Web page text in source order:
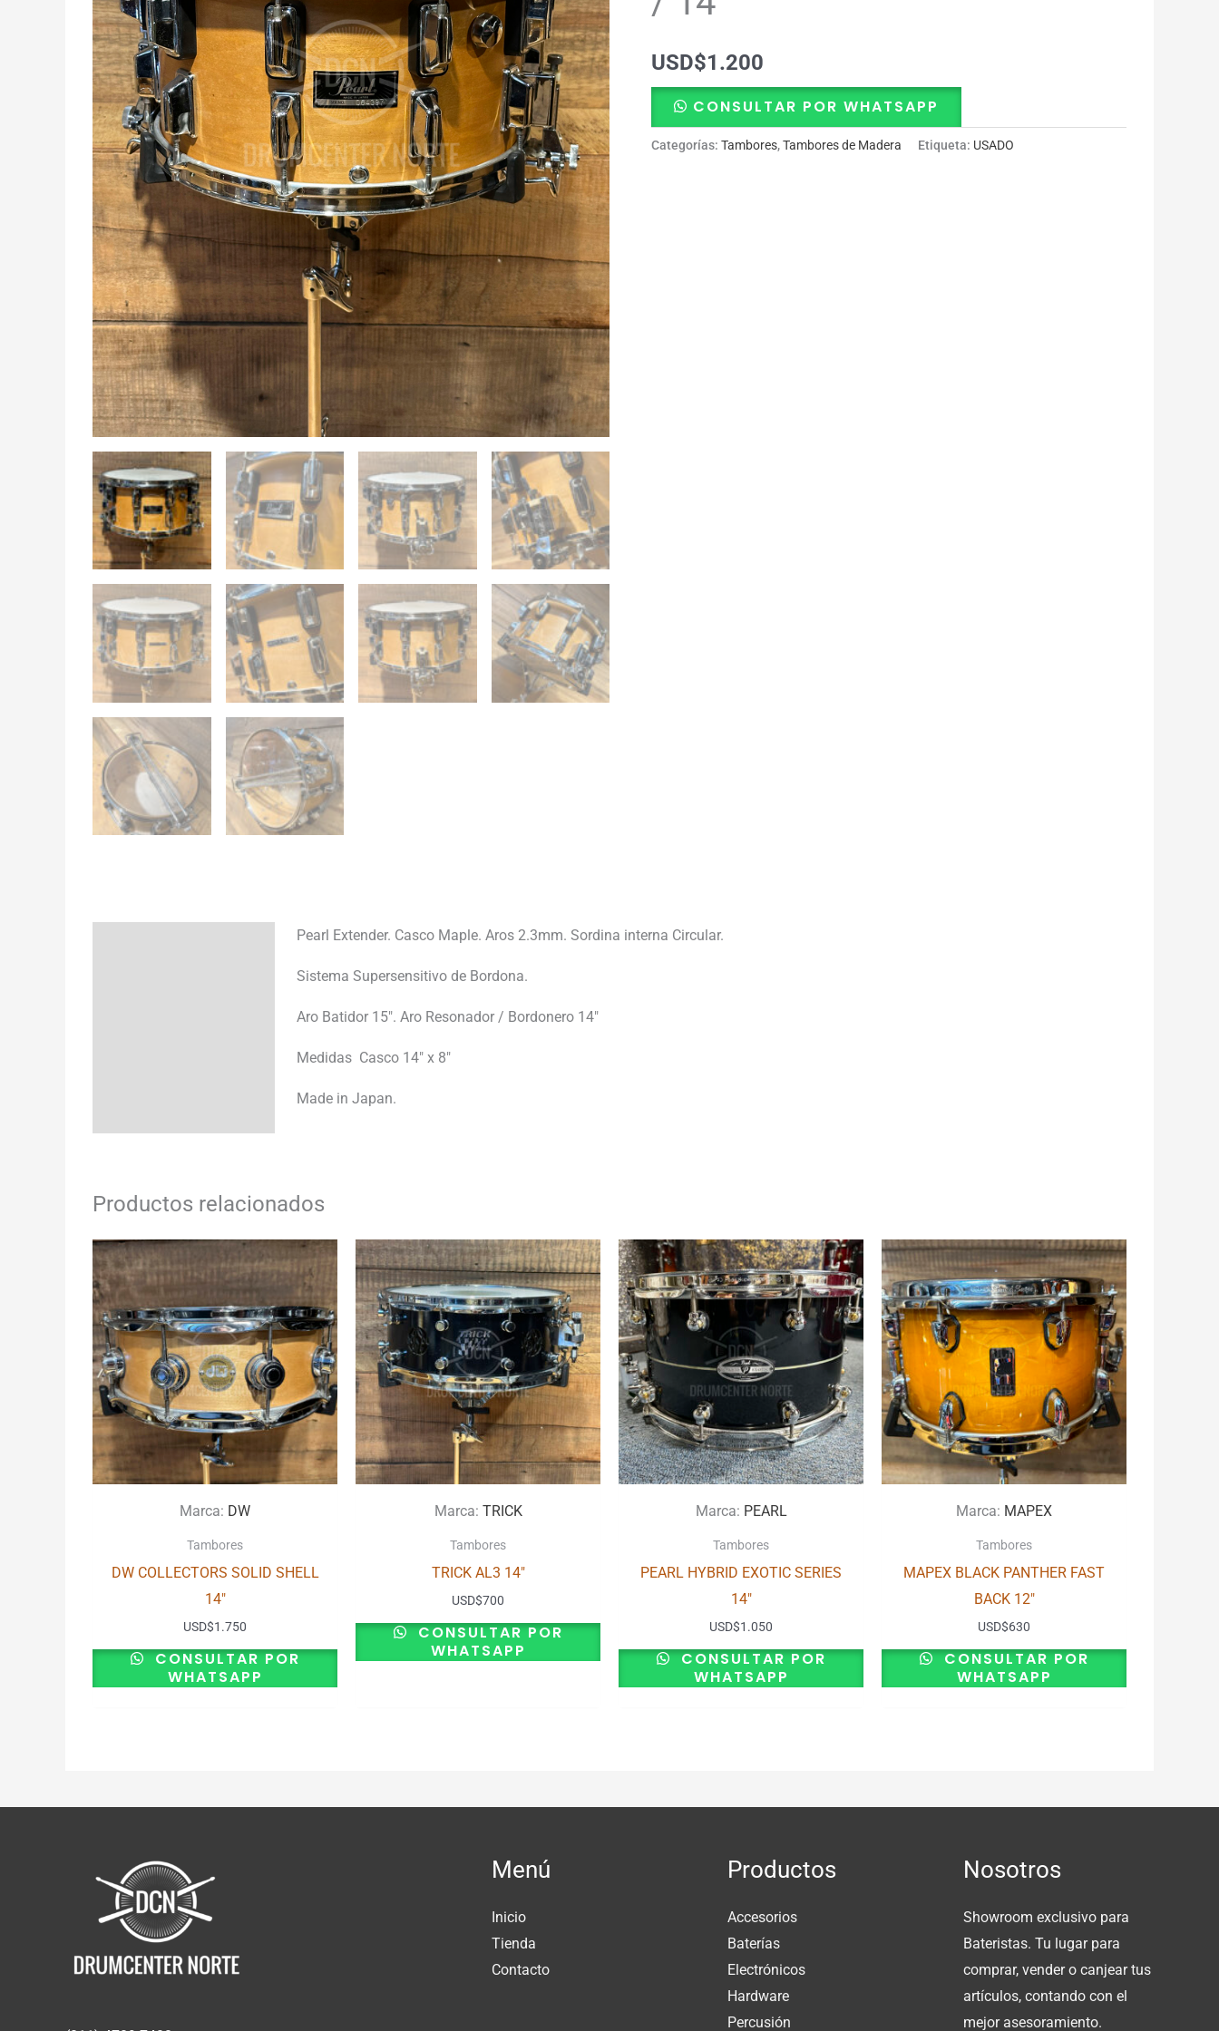
USD$1.200
CONSULTAR POR WHATSAPP
Categorías: Tambores,Tambores de Madera Etiqueta: USADO
Pearl Extender. Casco Maple. Aros 2.3mm. Sordina interna Circular.
Sistema Supersensitivo de Bordona.
Aro Batidor 15″. Aro Resonador / Bordonero 14″
Medidas Casco 14″ x 8″
Made in Japan.
Productos relacionados
Marca: DW
Tambores
DW COLLECTORS SOLID SHELL
14″
USD$1.750
CONSULTAR POR
WHATSAPP
Marca: TRICK
Tambores
TRICK AL3 14″
USD$700
CONSULTAR POR
WHATSAPP
Marca: PEARL
Tambores
PEARL HYBRID EXOTIC SERIES
14″
USD$1.050
CONSULTAR POR
WHATSAPP
Marca: MAPEX
Tambores
MAPEX BLACK PANTHER FAST
BACK 12″
USD$630
CONSULTAR POR
WHATSAPP
Menú
Inicio
Tienda
Contacto
Productos
Accesorios
Baterías
Electrónicos
Hardware
Percusión
Nosotros
Showroom exclusivo para
Bateristas. Tu lugar para
comprar, vender o canjear tus
artículos, contando con el
mejor asesoramiento.